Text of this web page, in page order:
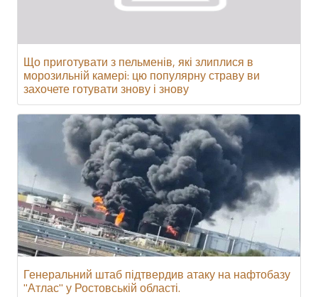
Що приготувати з пельменів, які злиплися в
морозильній камері: цю популярну страву ви
захочете готувати знову і знову
Генеральний штаб підтвердив атаку на нафтобазу
"Атлас" у Ростовській області.